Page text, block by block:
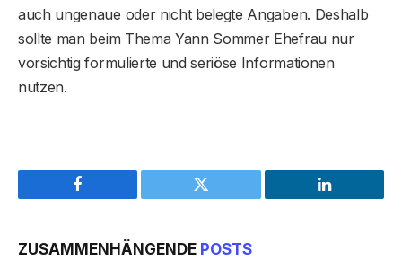
auch ungenaue oder nicht belegte Angaben. Deshalb
sollte man beim Thema Yann Sommer Ehefrau nur
vorsichtig formulierte und seriöse Informationen
nutzen.
Facebook Twitter LinkedIn
ZUSAMMENHÄNGENDE POSTS